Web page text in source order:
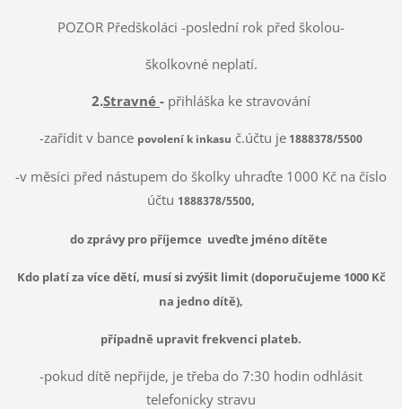
POZOR Předškoláci -poslední rok před školou-
školkovné neplatí.
2.Stravné - přihláška ke stravování
-zařídit v bance povolení k inkasu č.účtu je 1888378/5500
-v měsíci před nástupem do školky uhraďte 1000 Kč na číslo
účtu 1888378/5500,
do zprávy pro příjemce uveďte jméno dítěte
Kdo platí za více dětí, musí si zvýšit limit (doporučujeme 1000 Kč
na jedno dítě),
případně upravit frekvenci plateb.
-pokud dítě nepřijde, je třeba do 7:30 hodin odhlásit
telefonicky stravu